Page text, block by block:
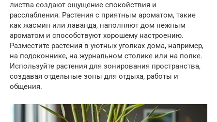
листва создают ощущение спокойствия и
расслабления. Растения с приятным ароматом, такие
как жасмин или лаванда, наполняют дом нежным
ароматом и способствуют хорошему настроению.
Разместите растения в уютных уголках дома, например,
на подоконнике, на журнальном столике или на полке.
Используйте растения для зонирования пространства,
создавая отдельные зоны для отдыха, работы и
общения.